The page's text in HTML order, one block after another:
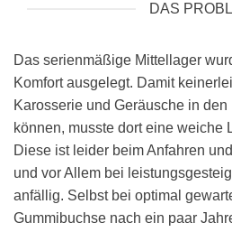
DAS
Das serienmäßige Mittellager
Komfort ausgelegt. Damit
Karosserie und Geräusche in
können, musste dort eine weiche
Diese ist leider beim Anfahren
und vor Allem bei
anfällig. Selbst bei optimal
Gummibuchse nach ein paar